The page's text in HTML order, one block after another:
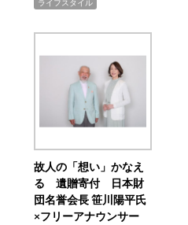
ライフスタイル
故人の「想い」かなえ
る 遺贈寄付 日本財
団名誉会長 笹川陽平氏
×フリーアナウンサー